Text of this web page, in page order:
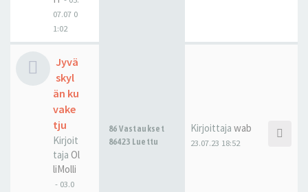
07.07 0
1:02
Jyvä
skyl
än ku
vake
tju
Kirjoit
taja Ol
liMolli
- 03.0
86 Vastaukset
86423 Luettu
Kirjoittaja wab
23.07.23 18:52